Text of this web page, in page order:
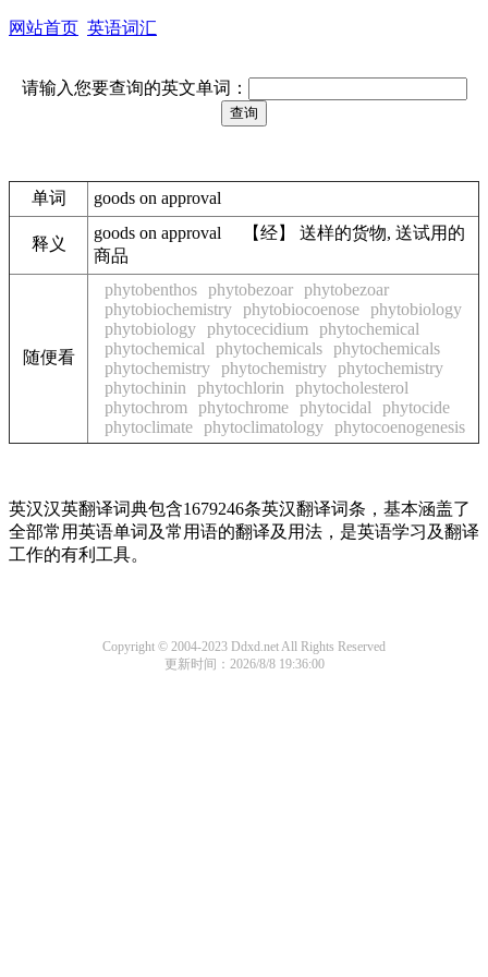
网站首页 英语词汇
请输入您要查询的英文单词：
单词 goods on approval
释义
goods on approval 【经】 送样的货物, 送试用的
商品
随便看
phytobenthos phytobezoar phytobezoar
phytobiochemistry phytobiocoenose phytobiology
phytobiology phytocecidium
phytochemical
phytochemical
phytochemicals phytochemicals
phytochemistry phytochemistry phytochemistry
phytochinin
phytochlorin
phytocholesterol
phytochrom
phytochrome phytocidal
phytocide
phytoclimate phytoclimatology phytocoenogenesis
英汉汉英翻译词典包含1679246条英汉翻译词条，基本涵盖了
全部常用英语单词及常用语的翻译及用法，是英语学习及翻译
工作的有利工具。
Copyright © 2004-2023 Ddxd.net All Rights Reserved
更新时间：2026/8/8 19:36:00